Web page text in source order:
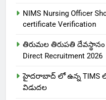
NIMS Nursing Officer
certificate Verification
తిరుమల తిరుపతి దేవస్థానం
Direct Recruitment 2026
హైదరాబాద్ లో ఉన్న TIMS
విడుదల